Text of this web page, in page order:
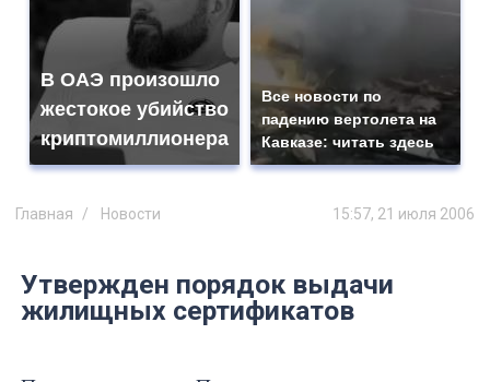
В ОАЭ произошло
жестокое убийство
криптомиллионера
Все новости по
падению вертолета на
Кавказе: читать здесь
Главная Новости 15:57, 21 июля 2006
Утвержден порядок выдачи
жилищных сертификатов